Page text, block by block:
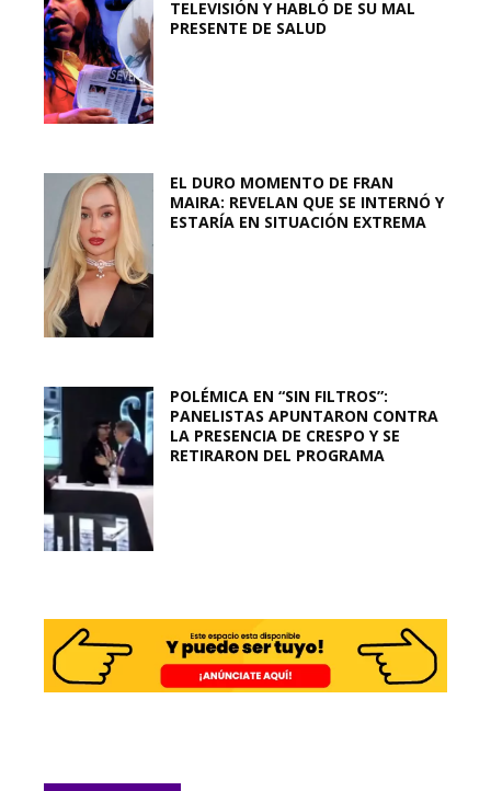
TELEVISIÓN Y HABLÓ DE SU MAL
PRESENTE DE SALUD
EL DURO MOMENTO DE FRAN
MAIRA: REVELAN QUE SE INTERNÓ Y
ESTARÍA EN SITUACIÓN EXTREMA
POLÉMICA EN “SIN FILTROS”:
PANELISTAS APUNTARON CONTRA
LA PRESENCIA DE CRESPO Y SE
RETIRARON DEL PROGRAMA